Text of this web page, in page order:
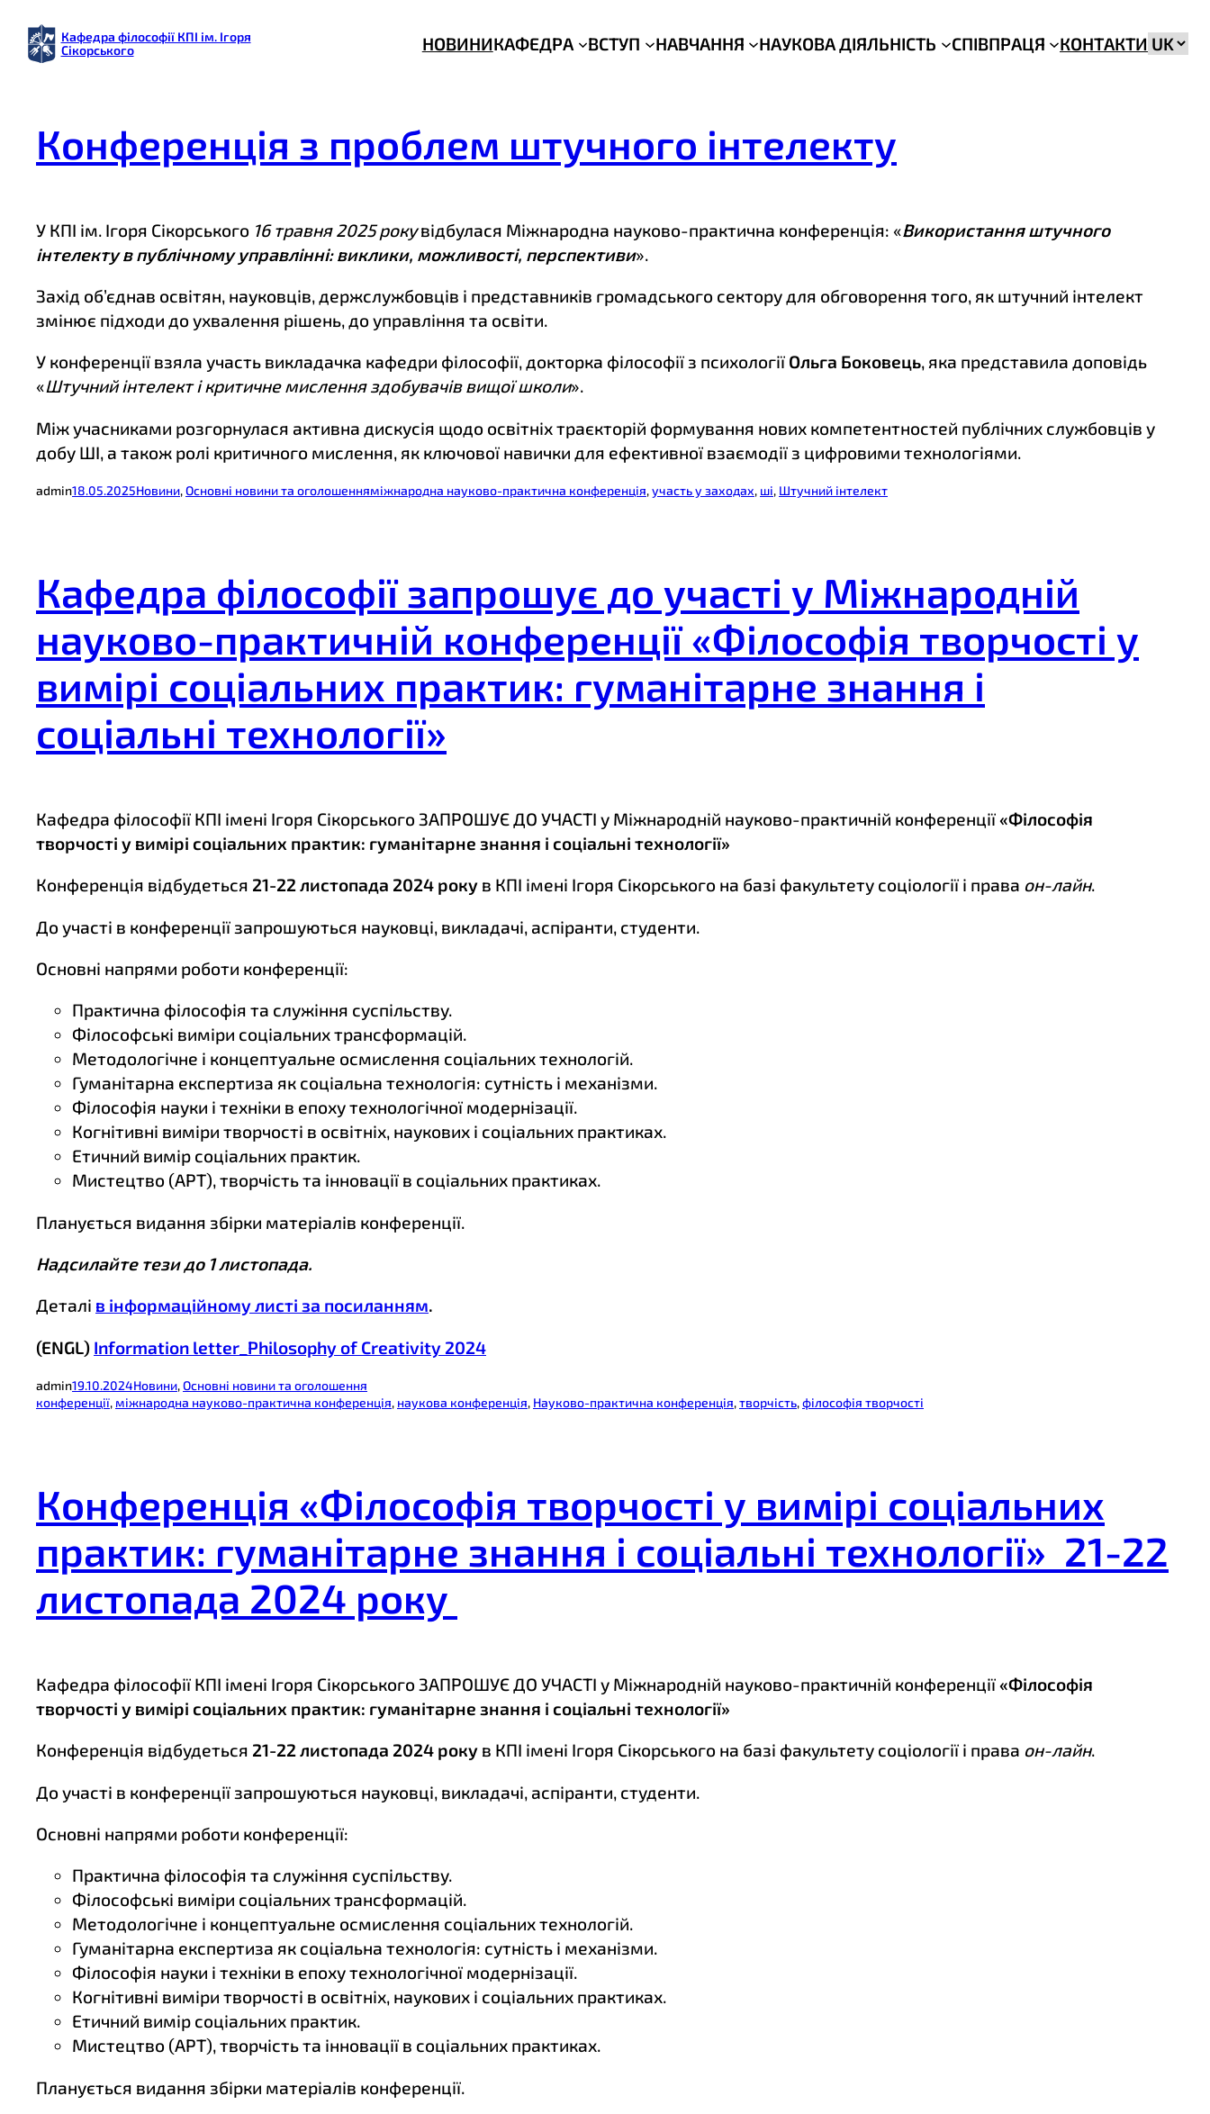
вмісту
Кафедра філософії КПІ ім. Ігоря
Сікорського
НОВИНИКАФЕДРА ВСТУП НАВЧАННЯ НАУКОВА ДІЯЛЬНІСТЬ СПІВПРАЦЯ КОНТАКТИ
Конференція з проблем штучного інтелекту
У КПІ ім. Ігоря Сікорського 16 травня 2025 рокувідбулася Міжнародна науково-практична конференція: «Використання штучного
інтелекту в публічному управлінні: виклики, можливості, перспективи».
Захід об’єднав освітян, науковців, держслужбовців і представників громадського сектору для обговорення того, як штучний інтелект
змінює підходи до ухвалення рішень, до управління та освіти.
У конференції взяла участь викладачка кафедри філософії, докторка філософії з психології Ольга Боковець, яка представила доповідь
«Штучний інтелект і критичне мислення здобувачів вищої школи».
Між учасниками розгорнулася активна дискусія щодо освітніх траєкторій формування нових компетентностей публічних службовців у
добу ШІ, а також ролі критичного мислення, як ключової навички для ефективної взаємодії з цифровими технологіями.
admin18.05.2025Новини, Основні новини та оголошенняміжнародна науково-практична конференція, участь у заходах, ші, Штучний інтелект
Кафедра філософії запрошує до участі у Міжнародній
науково-практичній конференції «Філософія творчості у
вимірі соціальних практик: гуманітарне знання і
соціальні технології»
Кафедра філософії КПІ імені Ігоря Сікорського ЗАПРОШУЄ ДО УЧАСТІ у Міжнародній науково-практичній конференції«Філософія
творчості у вимірі соціальних практик: гуманітарне знання і соціальні технології»
Конференція відбудеться 21-22 листопада 2024 року в КПІ імені Ігоря Сікорського на базі факультету соціології і права он-лайн.
До участі в конференції запрошуються науковці, викладачі, аспіранти, студенти.
Основні напрями роботи конференції:
Практична філософія та служіння суспільству.
Філософські виміри соціальних трансформацій.
Методологічне і концептуальне осмислення соціальних технологій.
Гуманітарна експертиза як соціальна технологія: сутність і механізми.
Філософія науки і техніки в епоху технологічної модернізації.
Когнітивні виміри творчості в освітніх, наукових і соціальних практиках.
Етичний вимір соціальних практик.
Мистецтво (АРТ), творчість та інновації в соціальних практиках.
Планується видання збірки матеріалів конференції.
Надсилайте тези до 1 листопада.
Деталі в інформаційному листі за посиланням.
(ENGL) Information letter_Philosophy of Creativity 2024
admin19.10.2024Новини, Основні новини та оголошення
конференції, міжнародна науково-практична конференція, наукова конференція, Науково-практична конференція, творчість, філософія творчості
Конференція «Філософія творчості у вимірі соціальних
практик: гуманітарне знання і соціальні технології» 21-22
листопада 2024 року
Кафедра філософії КПІ імені Ігоря Сікорського ЗАПРОШУЄ ДО УЧАСТІ у Міжнародній науково-практичній конференції«Філософія
творчості у вимірі соціальних практик: гуманітарне знання і соціальні технології»
Конференція відбудеться 21-22 листопада 2024 року в КПІ імені Ігоря Сікорського на базі факультету соціології і права он-лайн.
До участі в конференції запрошуються науковці, викладачі, аспіранти, студенти.
Основні напрями роботи конференції:
Практична філософія та служіння суспільству.
Філософські виміри соціальних трансформацій.
Методологічне і концептуальне осмислення соціальних технологій.
Гуманітарна експертиза як соціальна технологія: сутність і механізми.
Філософія науки і техніки в епоху технологічної модернізації.
Когнітивні виміри творчості в освітніх, наукових і соціальних практиках.
Етичний вимір соціальних практик.
Мистецтво (АРТ), творчість та інновації в соціальних практиках.
Планується видання збірки матеріалів конференції.